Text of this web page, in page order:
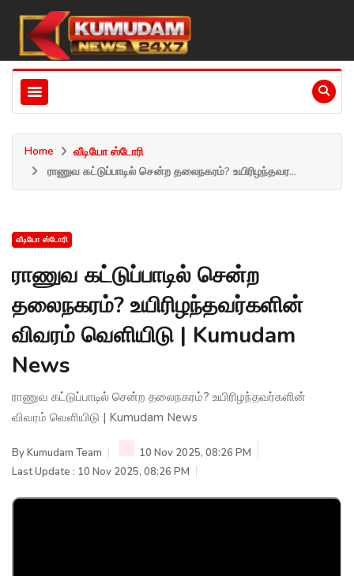
Home
வீடியோ ஸ்டோரி
ராணுவ கட்டுப்பாடில் சென்ற தலைநகரம்? உயிரிழந்தவர...
வீடியோ ஸ்டோரி
ராணுவ கட்டுப்பாடில் சென்ற
தலைநகரம்? உயிரிழந்தவர்களின்
விவரம் வெளியிடு | Kumudam
News
ராணுவ கட்டுப்பாடில் சென்ற தலைநகரம்? உயிரிழந்தவர்களின்
விவரம் வெளியிடு | Kumudam News
ByKumudam Team
10 Nov 2025, 08:26 PM
Last Update : 10 Nov 2025, 08:26 PM